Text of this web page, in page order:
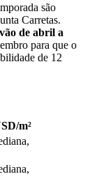
são
Carretas.
de abril a
para que o
de 12
m²